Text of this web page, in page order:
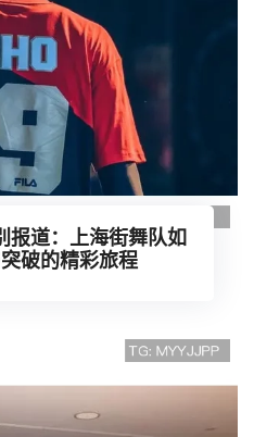
报道：上海街舞队如
破的精彩旅程